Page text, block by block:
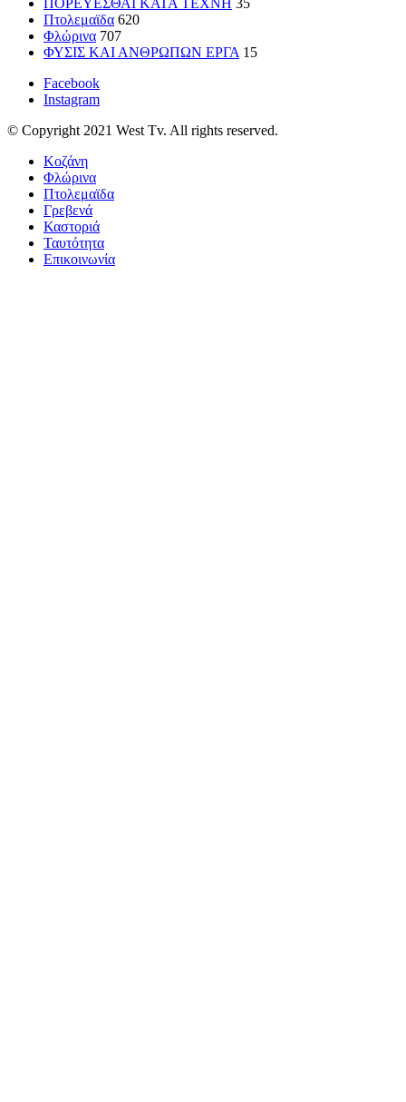
ΠΟΡΕΥΕΣΘΑΙ ΚΑΤΑ ΤΕΧΝΗ 35
Πτολεμαϊδα 620
Φλώρινα 707
ΦΥΣΙΣ ΚΑΙ ΑΝΘΡΩΠΩΝ ΕΡΓΑ 15
Facebook
Instagram
© Copyright 2021 West Tv. All rights reserved.
Κοζάνη
Φλώρινα
Πτολεμαϊδα
Γρεβενά
Καστοριά
Ταυτότητα
Επικοινωνία